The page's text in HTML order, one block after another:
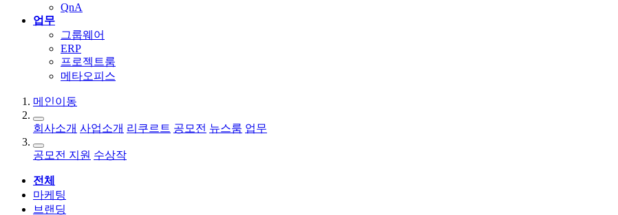
QnA
업무
그룹웨어
ERP
프로젝트룸
메타오피스
메인이동
회사소개 사업소개 리쿠르트 공모전 뉴스룸 업무
공모전 지원 수상작
전체
마케팅
브랜딩